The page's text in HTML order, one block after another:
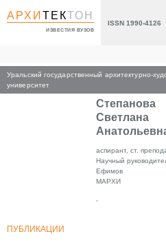
АРХИТЕКТОН
ИЗВЕСТИЯ ВУЗОВ
ISSN 1990-4126
Уральский государственный архитектурно-
университет
Главная
Степанова
Светлана
аспирант, ст.
Научный
Ефимов
МАРХИ
ПУБЛИКАЦИИ